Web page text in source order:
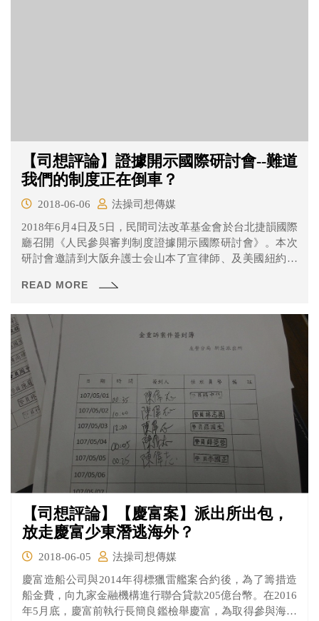
【司想評論】證據開示國際研討會--難道
我們的制度正在倒車？
2018-06-06
法操司想傳媒
2018年6月4日及5日，民間司法改革基金會於台北捷韻國際
廳召開《人民參與審判制度證據開示國際研討會》。本次
研討會邀請到大阪弁護士会山本了宣律師、及美國紐約州
國在證據開示問題上是如何規範的。
READ MORE
【司想評論】【慶富案】派出所出包，
放走慶富少東潛逃海外？
2018-06-05
法操司想傳媒
慶富造船公司與2014年得標獵雷艦案合約後，為了籌措造
船金費，向九家金融機構進行聯合貸款205億台幣。在2016
年5月底，慶富前執行長簡良鑑檢舉慶富，為取得參與海軍